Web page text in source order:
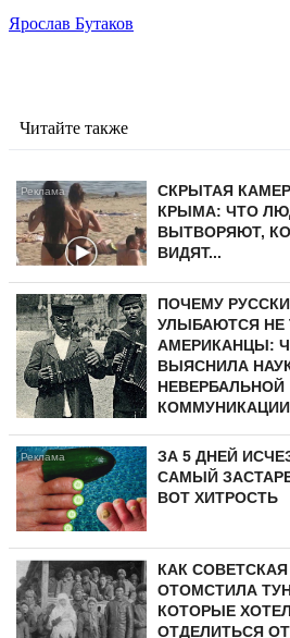
Ярослав Бутаков
Читайте также
СКРЫТАЯ
КРЫМА: ЧТО
ВЫТВОРЯЮТ,
ВИДЯТ...
ПОЧЕМУ
УЛЫБАЮТСЯ НЕ
АМЕРИКАНЦЫ:
ВЫЯСНИЛА
НЕВЕРБАЛЬНОЙ
КОММУНИКАЦИИ
ЗА 5 ДНЕЙ
САМЫЙ
ВОТ ХИТРОСТЬ
КАК
ОТОМСТИЛА
КОТОРЫЕ
ОТДЕЛИТЬСЯ